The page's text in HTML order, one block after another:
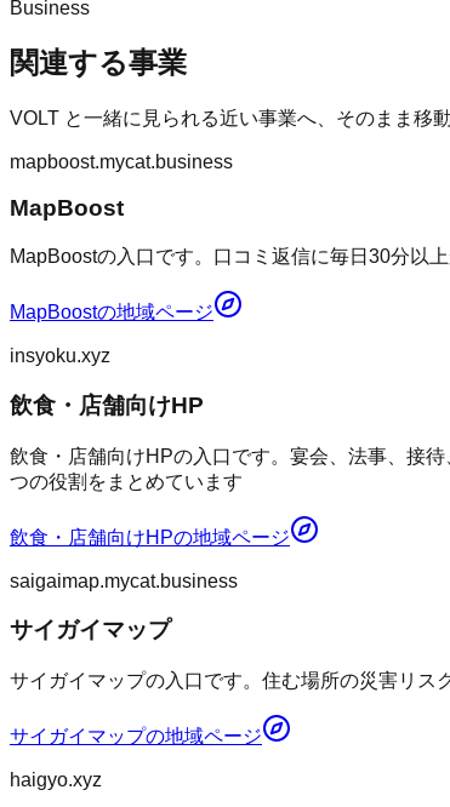
Business
関連する事業
VOLT と一緒に見られる近い事業へ、そのまま移動
mapboost.mycat.business
MapBoost
MapBoostの入口です。口コミ返信に毎日30分以
MapBoostの地域ページ
insyoku.xyz
飲食・店舗向けHP
飲食・店舗向けHPの入口です。宴会、法事、接
つの役割をまとめています
飲食・店舗向けHPの地域ページ
saigaimap.mycat.business
サイガイマップ
サイガイマップの入口です。住む場所の災害リス
サイガイマップの地域ページ
haigyo.xyz